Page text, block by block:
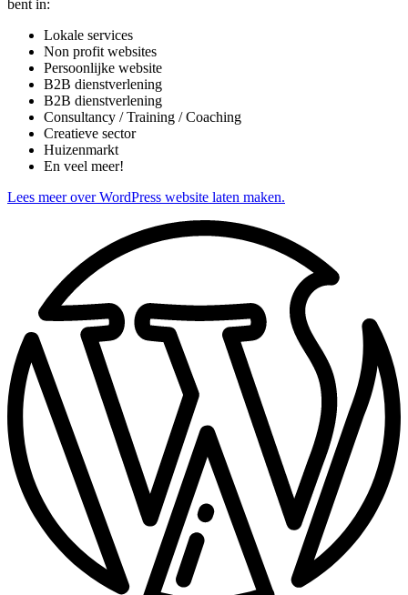
bent in:
Lokale services
Non profit websites
Persoonlijke website
B2B dienstverlening
B2B dienstverlening
Consultancy / Training / Coaching
Creatieve sector
Huizenmarkt
En veel meer!
Lees meer over WordPress website laten maken.